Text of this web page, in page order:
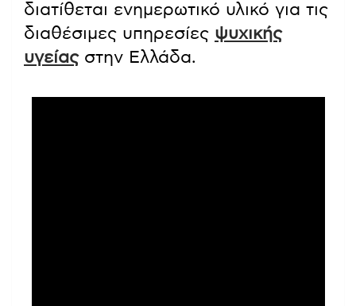
διατίθεται ενημερωτικό υλικό για τις
διαθέσιμες υπηρεσίες ψυχικής
υγείαςστην Ελλάδα.